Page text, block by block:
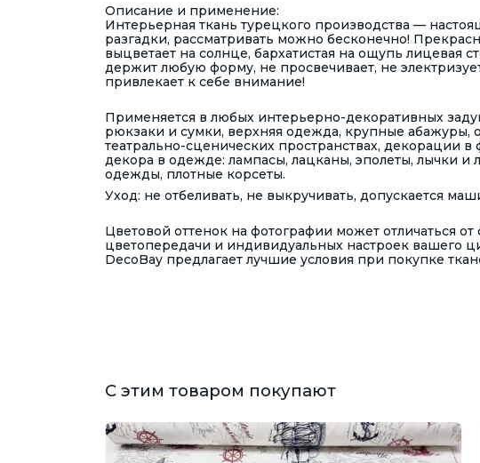
Описание и применение:
Интерьерная ткань турецкого производства —
разгадки, рассматривать можно бесконечно!
выцветает на солнце, бархатистая на ощупь лицевая
держит любую форму, не просвечивает, не
привлекает к себе внимание!
Применяется в любых интерьерно-декоративных
рюкзаки и сумки, верхняя одежда, крупные абажуры,
театрально-сценических пространствах, декорации
декора в одежде: лампасы, лацканы, эполеты, лычки
одежды, плотные корсеты.
Уход: не отбеливать, не выкручивать, допускается
Цветовой оттенок на фотографии может отличаться
цветопередачи и индивидуальных настроек вашего
DecoBay предлагает лучшие условия при покупке
С этим товаром покупают